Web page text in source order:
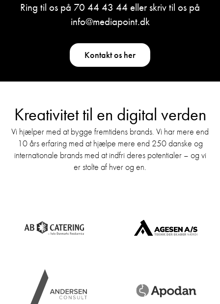
Ring til os på 70 44 43 44 eller skriv til os på
info@mediapoint.dk
Kontakt os her
Kreativitet til en digital verden
Vi hjælper med at bygge fremtidens brands. Vi har mere end
10 års erfaring med at hjælpe mere end 250 danske og
internationale brands med at indfri deres potentialer – og vi
er stolte af hver og en.